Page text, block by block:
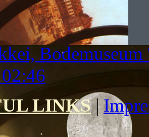
Bodemuseum
LINKS|